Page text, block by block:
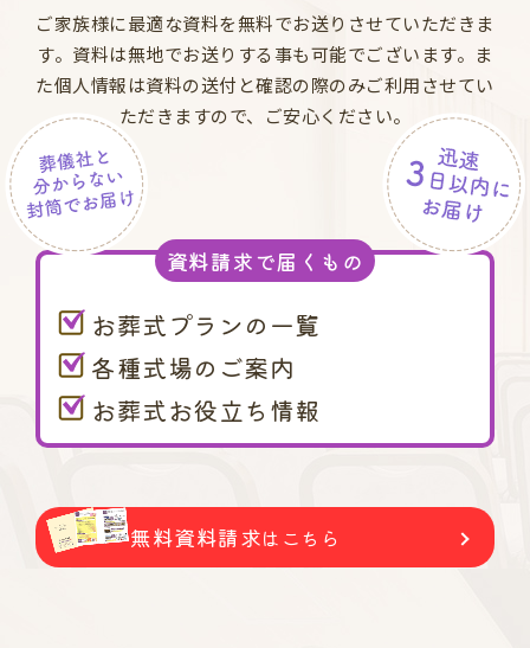
ご家族様に最適な資料を無料でお送りさせていただきま
す。資料は無地でお送りする事も可能でございます。ま
た個人情報は資料の送付と確認の際のみご利用させてい
ただきますので、ご安心ください。
資料請求で届くもの
お葬式プランの一覧
各種式場のご案内
お葬式お役立ち情報
無料資料請求はこちら